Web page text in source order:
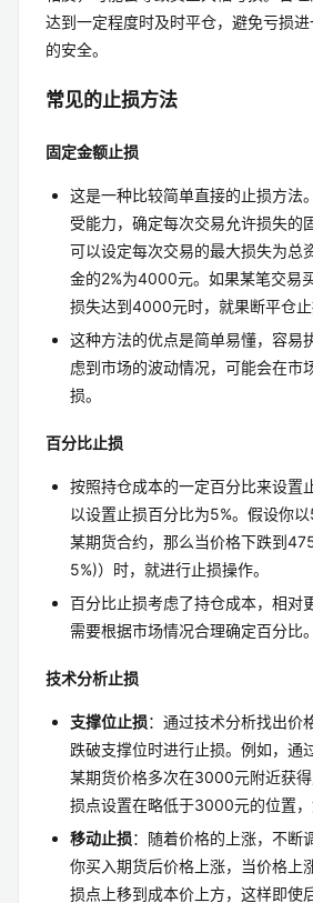
达到一定程度时及时平仓，避免亏损
的安全。
常见的止损方法
固定金额止损
这是一种比较简单直接的止损方法
受能力，确定每次交易允许损失的
可以设定每次交易的最大损失为总
金的2%为4000元。如果某笔交易
损失达到4000元时，就果断平仓止
这种方法的优点是简单易懂，容易
虑到市场的波动情况，可能会在市
损。
百分比止损
按照持仓成本的一定百分比来设置
以设置止损百分比为5%。假设你
某期货合约，那么当价格下跌到
5%)）时，就进行止损操作。
百分比止损考虑了持仓成本，相对
需要根据市场情况合理确定百分比。
技术分析止损
支撑位止损：通过技术分析找出价
跌破支撑位时进行止损。例如，通
某期货价格多次在3000元附近获
损点设置在略低于3000元的位置，
移动止损：随着价格的上涨，不断
你买入期货后价格上涨，当价格上
损点上移到成本价上方，这样即使